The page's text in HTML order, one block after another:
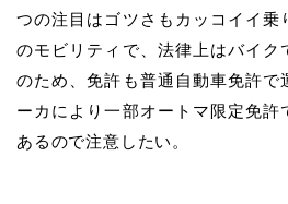
つの注目はゴツさもカッコイイ乗
のモビリティで、法律上はバイク
のため、免許も普通自動車免許で
ーカにより一部オートマ限定免許
あるので注意したい。